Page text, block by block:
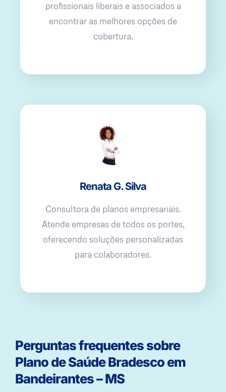
profissionais liberais e associados a
encontrar as melhores opções de
cobertura.
Renata G. Silva
Consultora de planos empresariais.
Atende empresas de todos os portes,
oferecendo soluções personalizadas
para colaboradores.
Perguntas frequentes sobre
Plano de Saúde Bradesco em
Bandeirantes – MS